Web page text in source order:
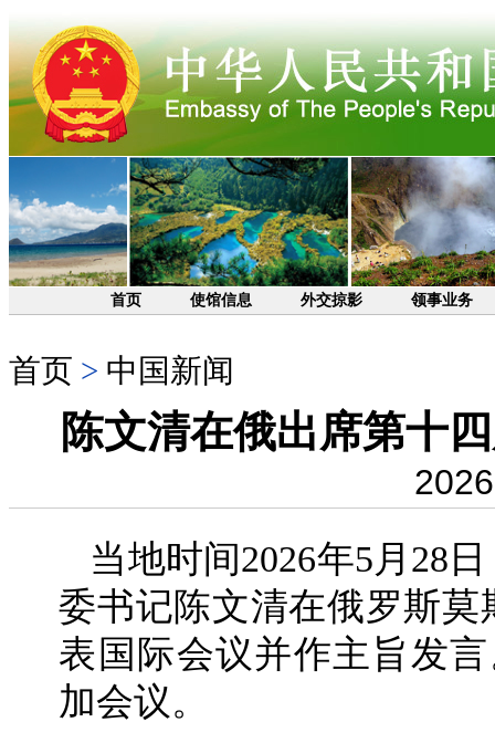
首页 使馆信息 外交掠影 领事业务
首页 > 中国新闻
陈文清在俄出席第十
当地时间2026年5月28
委书记陈文清在俄罗斯
表国际会议并作主旨发
加会议。